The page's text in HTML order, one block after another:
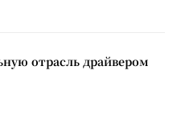
отрасль драйвером